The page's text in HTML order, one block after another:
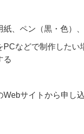
紙、ペン（黒・色）
PCなどで制作したい
る
Webサイト から申し